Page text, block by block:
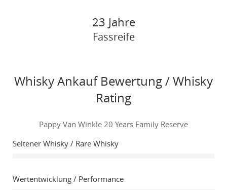
23 Jahre
Fassreife
Whisky Ankauf Bewertung / Whisky
Rating
Pappy Van Winkle 20 Years Family Reserve
Seltener Whisky / Rare Whisky
Wertentwicklung / Performance